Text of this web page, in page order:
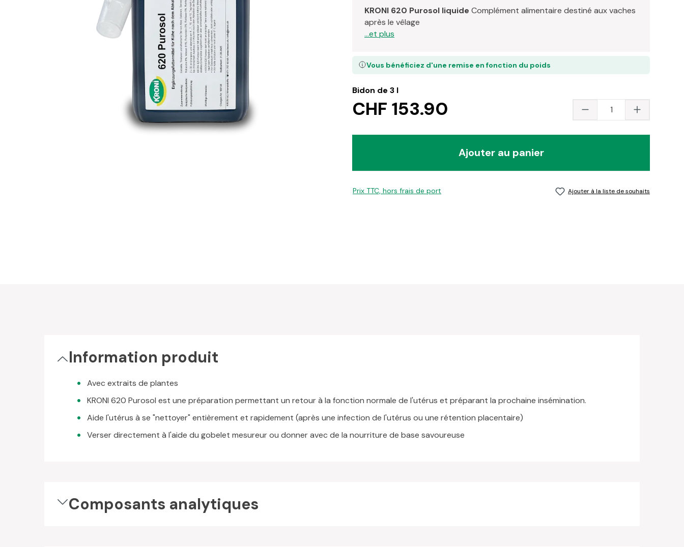
KRONI 620 Purosol liquide Complément alimentaire destiné aux vaches
après le vêlage
...et plus
Bidon de 3 l
CHF 153.90
Vous bénéficiez d'une remise en fonction du poids
Quantité du
Ajouter au panier
Prix TTC, hors frais de port Ajouter à la liste de souhaits
Information produit
Avec extraits de plantes
KRONI 620 Purosol est une préparation permettant un retour à la fonction normale de l'utérus et préparant la prochaine insémination.
Aide l'utérus à se "nettoyer" entièrement et rapidement (après une infection de l'utérus ou une rétention placentaire)
Verser directement à l'aide du gobelet mesureur ou donner avec de la nourriture de base savoureuse
Composants analytiques